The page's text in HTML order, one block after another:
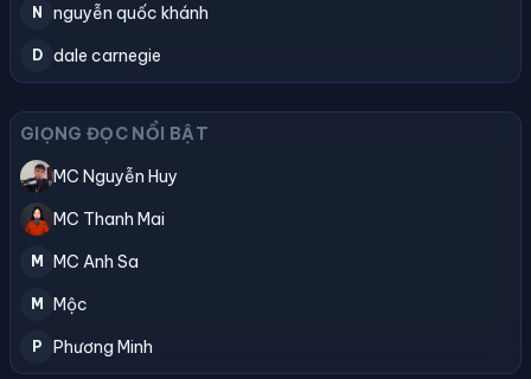
N nguyễn quốc khánh
D dale carnegie
GIỌNG ĐỌC NỔI BẬT
MC Nguyễn Huy
MC Thanh Mai
M MC Anh Sa
M Mộc
P Phương Minh